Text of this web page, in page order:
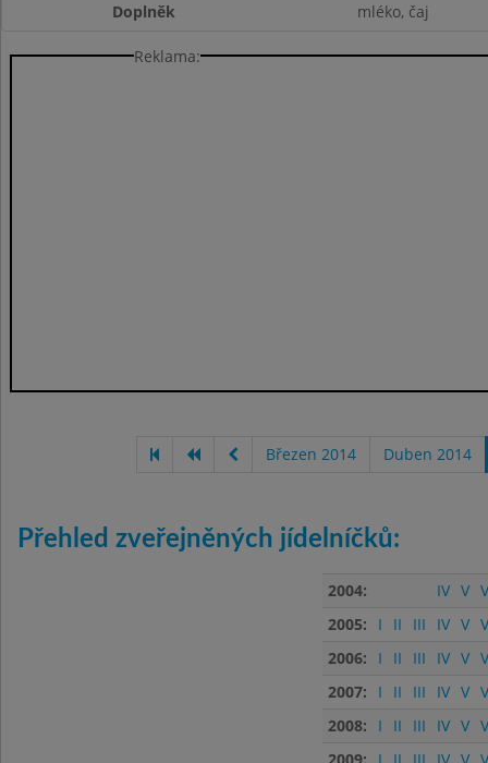
Doplněk
mléko, čaj
Reklama:
Březen 2014 Duben 2014
Přehled zveřejněných jídelníčků:
2004: IV V
2005:
I II III IV V
2006:
I II III IV V
2007:
I II III IV V
2008:
I II III IV V